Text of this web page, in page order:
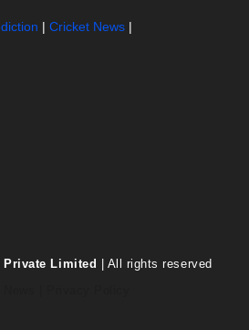
| Cricket News |
Private Limited
| All rights reserved